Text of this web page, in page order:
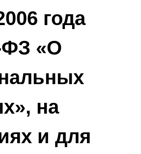
года
«О
на
и для